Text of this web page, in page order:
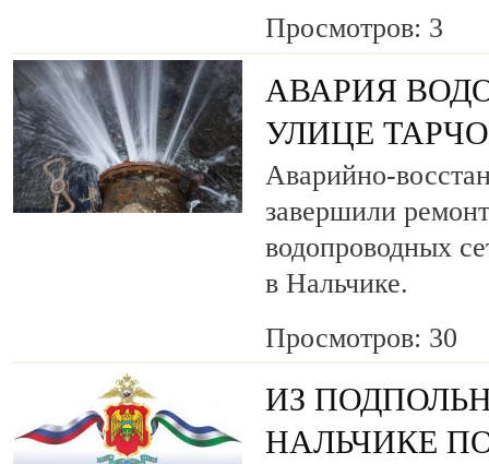
Просмотров: 3
АВАРИЯ
УЛИЦЕ
Аварийно-
завершили
водопроводных
в Нальчике.
Просмотров: 30
ИЗ
НАЛЬЧИКЕ